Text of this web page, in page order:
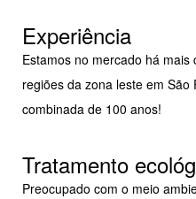
Experiência
Estamos no mercado há
regiões da zona leste em
combinada de 100 anos!
Tratamento
Preocupado com o meio